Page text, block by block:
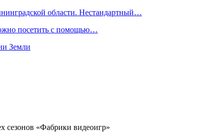
области. Нестандартный…
посетить с помощью…
Земли
сезонов «Фабрики видеоигр»